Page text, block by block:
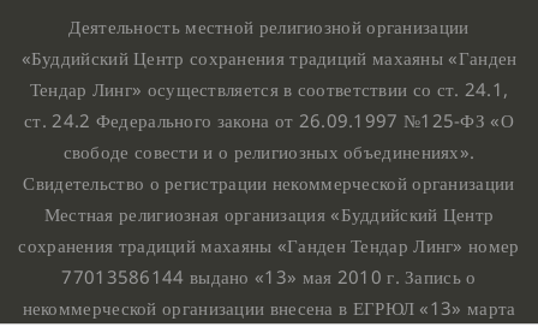
Деятельность местной религиозной организации
«Буддийский Центр сохранения традиций махаяны «Ганден
Тендар Линг» осуществляется в соответствии со ст. 24.1,
ст. 24.2 Федерального закона от 26.09.1997 №125-ФЗ «О
свободе совести и о религиозных объединениях».
Свидетельство о регистрации некоммерческой организации
Местная религиозная организация «Буддийский Центр
сохранения традиций махаяны «Ганден Тендар Линг» номер
77013586144 выдано «13» мая 2010 г. Запись о
некоммерческой организации внесена в ЕГРЮЛ «13» марта